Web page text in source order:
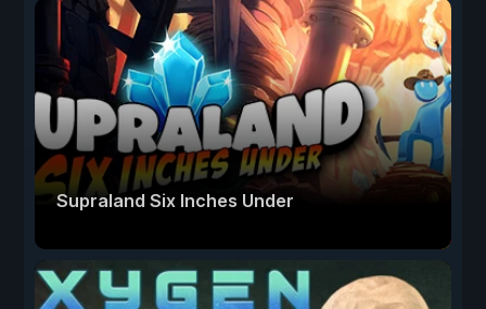
Supraland Six Inches Under